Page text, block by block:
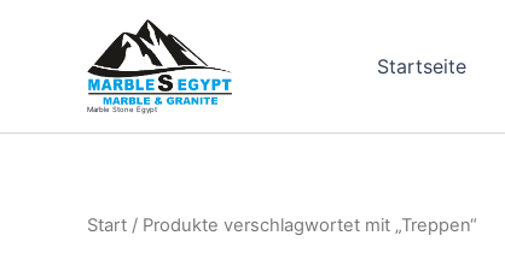
Marble Stone Egypt
Startseite
Start / Produkte verschlagwortet mit „Treppen“